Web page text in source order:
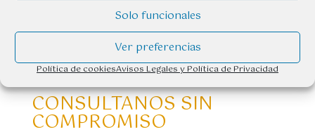
Solo funcionales
Ver preferencias
Política de cookiesAvisos Legales y Política de Privacidad
PRECIOS
CONSULTANOS SIN
COMPROMISO